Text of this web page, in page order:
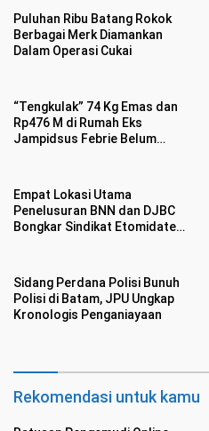
Puluhan Ribu Batang Rokok
Berbagai Merk Diamankan
Dalam Operasi Cukai
“Tengkulak” 74 Kg Emas dan
Rp476 M di Rumah Eks
Jampidsus Febrie Belum
Empat Lokasi Utama
Penelusuran BNN dan DJBC
Bongkar Sindikat Etomidate
Sidang Perdana Polisi Bunuh
Polisi di Batam, JPU Ungkap
Kronologis Penganiayaan
Rekomendasi untuk kamu